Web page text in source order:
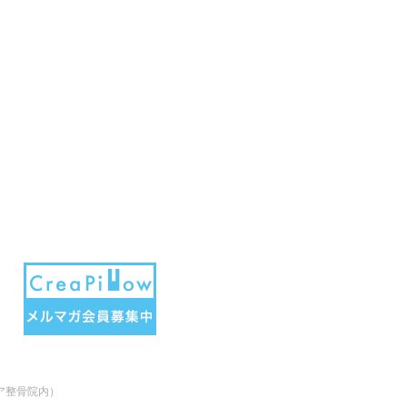
骨院内）